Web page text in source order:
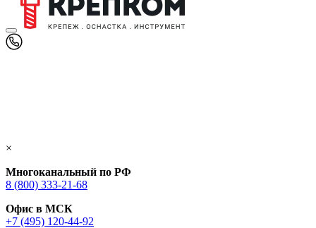
×
Многоканальный по РФ
8 (800) 333‑21-68
Офис в МСК
+7 (495) 120-44-92